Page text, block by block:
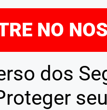
NO
dos